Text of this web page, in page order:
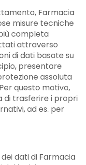
Farmacia
misure tecniche
completa
attraverso
di dati basate su
presentare
assoluta
questo motivo,
di trasferire i propri
ad es. per
dati di Farmacia